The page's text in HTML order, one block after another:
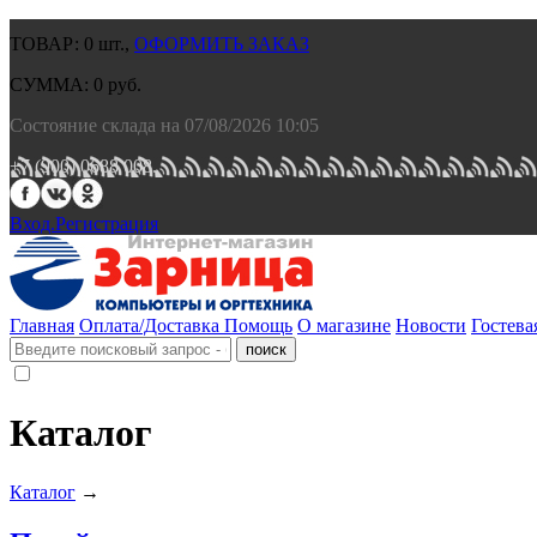
ТОВАР: 0 шт., ОФОРМИТЬ ЗАКАЗ
СУММА: 0 руб.
Состояние склада на 07/08/2026 10:05
+7 (900) 0688 008.
Вход.Регистрация
Главная Оплата/Доставка Помощь О магазине Новости
Каталог
Каталог →